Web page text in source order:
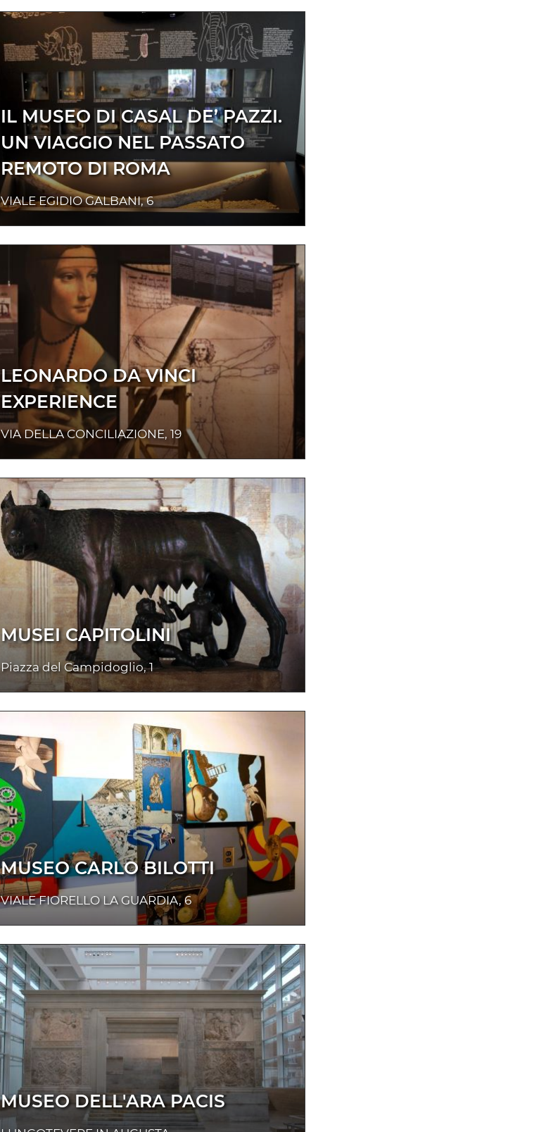
IL MUSEO DI CASAL DE’ PAZZI.
UN VIAGGIO NEL PASSATO
REMOTO DI ROMA
VIALE EGIDIO GALBANI, 6
LEONARDO DA VINCI
EXPERIENCE
VIA DELLA CONCILIAZIONE, 19
MUSEI CAPITOLINI
Piazza del Campidoglio, 1
MUSEO CARLO BILOTTI
VIALE FIORELLO LA GUARDIA, 6
MUSEO DELL'ARA PACIS